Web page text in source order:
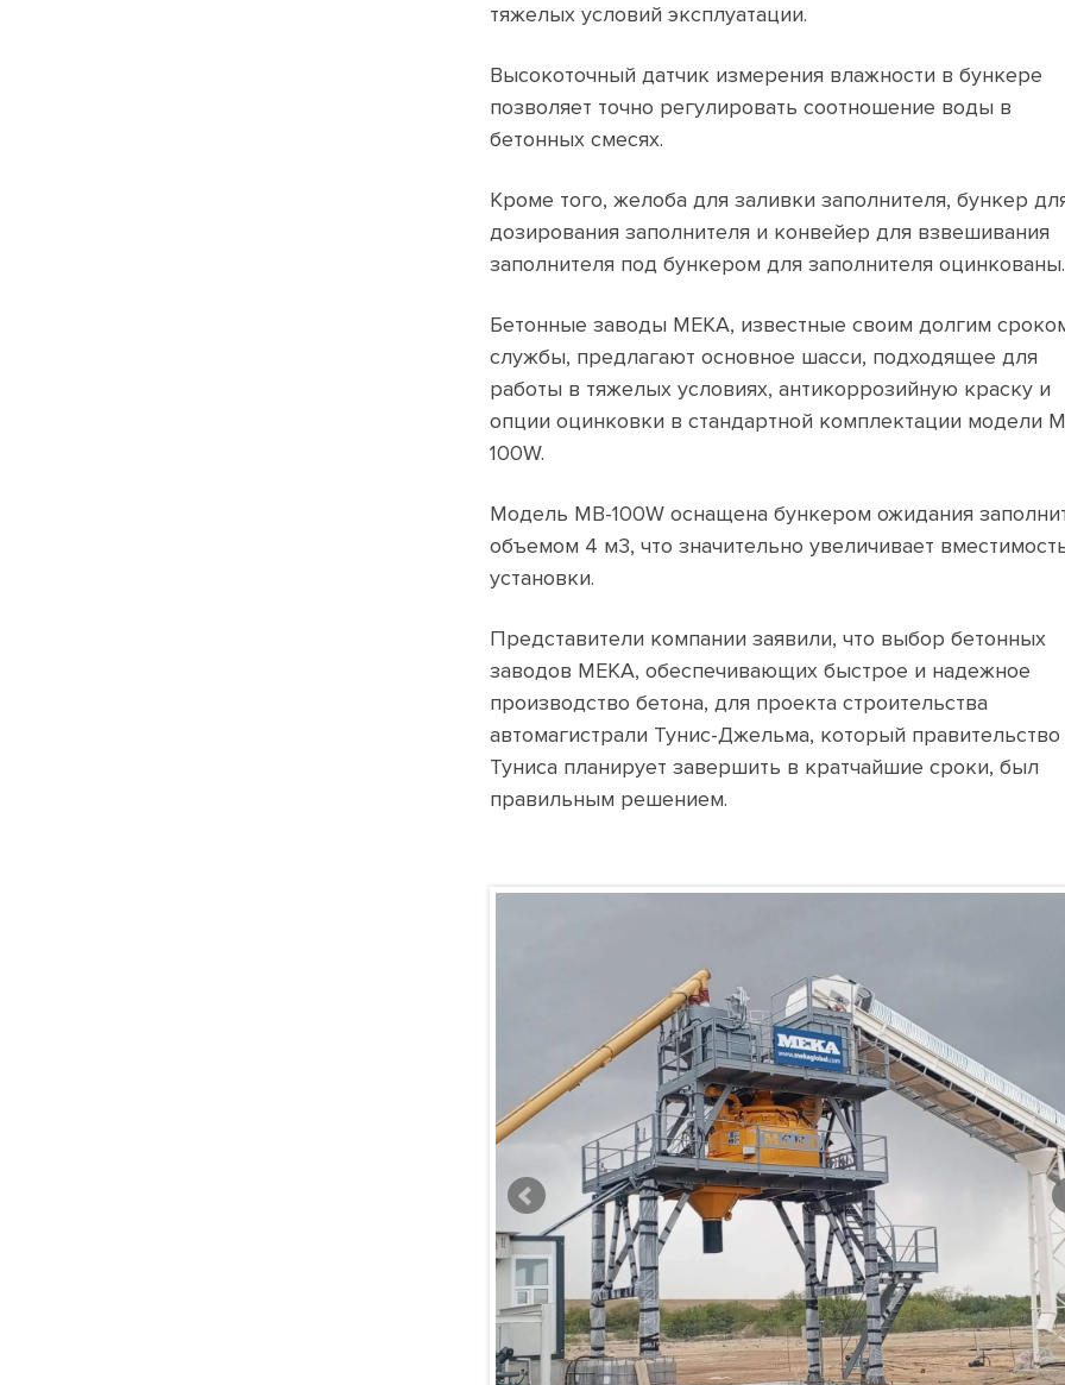
тяжелых условий эксплуатации.
Высокоточный датчик измерения влажности в бункере
позволяет точно регулировать соотношение воды в
бетонных смесях.
Кроме того, желоба для заливки заполнителя, бункер
дозирования заполнителя и конвейер для взвешивания
заполнителя под бункером для заполнителя оцинкованы.
Бетонные заводы MEKA, известные своим долгим
службы, предлагают основное шасси, подходящее для
работы в тяжелых условиях, антикоррозийную краску и
опции оцинковки в стандартной комплектации модели
100W.
Модель MB-100W оснащена бункером ожидания
объемом 4 м3, что значительно увеличивает
установки.
Представители компании заявили, что выбор бетонных
заводов MEKA, обеспечивающих быстрое и надежное
производство бетона, для проекта строительства
автомагистрали Тунис-Джельма, который правительство
Туниса планирует завершить в кратчайшие сроки, был
правильным решением.